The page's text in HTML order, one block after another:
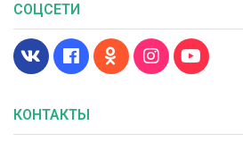
КОНТАКТЫ
СОЦСЕТИ